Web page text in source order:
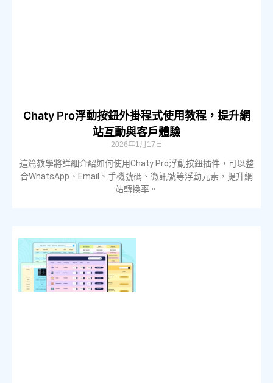
Chaty Pro浮動按鈕外掛程式使用教程，提升網
站互動與客戶體驗
2026年1月17日
這篇教學將詳細介紹如何使用Chaty Pro浮動按鈕插件，可以整
合WhatsApp、Email、手機號碼、微訊號等浮動元素，提升網
站轉換率。